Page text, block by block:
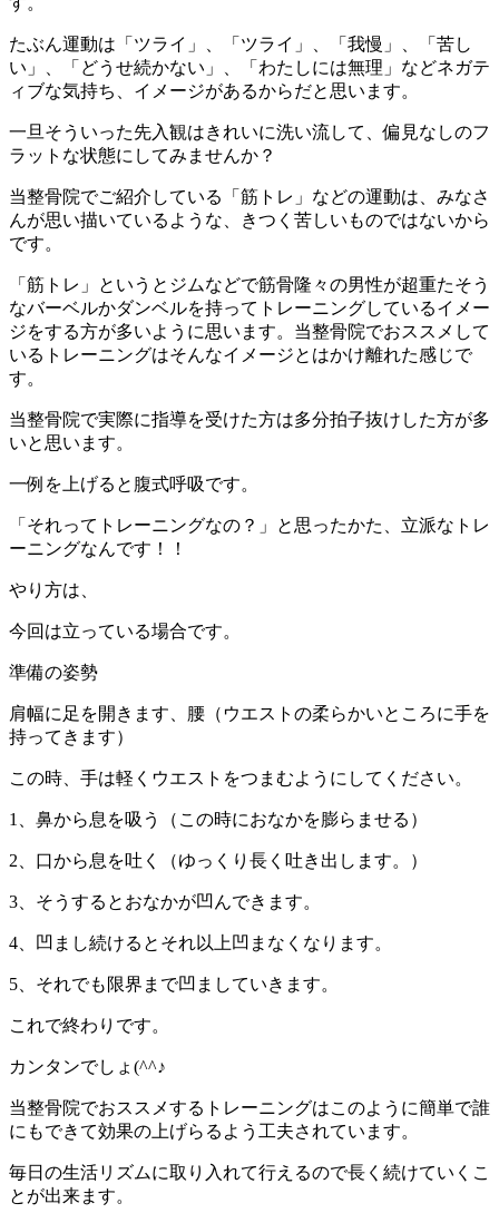
たぶん運動は「ツライ」、「ツライ」、「我慢」、「苦し
い」、「どうせ続かない」、「わたしには無理」などネガテ
ィブな気持ち、イメージがあるからだと思います。
一旦そういった先入観はきれいに洗い流して、偏見なしのフ
ラットな状態にしてみませんか？
当整骨院でご紹介している「筋トレ」などの運動は、みなさ
んが思い描いているような、きつく苦しいものではないから
です。
「筋トレ」というとジムなどで筋骨隆々の男性が超重たそう
なバーベルかダンベルを持ってトレーニングしているイメー
ジをする方が多いように思います。当整骨院でおススメして
いるトレーニングはそんなイメージとはかけ離れた感じで
す。
当整骨院で実際に指導を受けた方は多分拍子抜けした方が多
いと思います。
一例を上げると腹式呼吸です。
「それってトレーニングなの？」と思ったかた、立派なトレ
ーニングなんです！！
やり方は、
今回は立っている場合です。
準備の姿勢
肩幅に足を開きます、腰（ウエストの柔らかいところに手を
持ってきます）
この時、手は軽くウエストをつまむようにしてください。
1、鼻から息を吸う（この時におなかを膨らませる）
2、口から息を吐く（ゆっくり長く吐き出します。）
3、そうするとおなかが凹んできます。
4、凹まし続けるとそれ以上凹まなくなります。
5、それでも限界まで凹ましていきます。
これで終わりです。
カンタンでしょ(^^♪
当整骨院でおススメするトレーニングはこのように簡単で誰
にもできて効果の上げらるよう工夫されています。
毎日の生活リズムに取り入れて行えるので長く続けていくこ
とが出来ます。